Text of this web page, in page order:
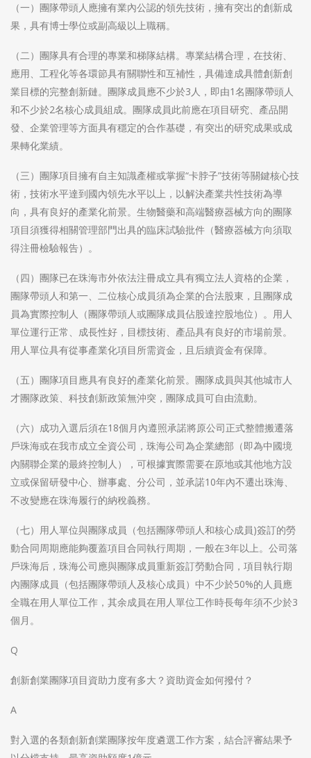
（一）團隊帶頭人應擁有業內公認的領先技術，擁有突出的創新成
果，具有博士學位或副高級以上職稱。
（二）團隊具有合理的專業和梯隊結構。專業結構合理，在技術、
應用、工程化等各環節具有關聯性和互補性，具備達成具體創新創
業目標的完整創新鏈。團隊成員應不少於3人，即由1名團隊帶頭人
和不少於2名核心成員組成。團隊成員此前應在項目研究、產品開
發、企業管理等方面具有穩定的合作基礎，有突出的研究成果或成
果轉化業績。
（三）團隊項目擁有自主知識產權或掌握“卡脖子”技術等關鍵核心技
術，技術水平達到國內領先水平以上，以解決產業共性技術為導
向，具有良好的產業化前景。生物醫藥和高端醫療器械方向的團隊
項目須獲得相關管理部門出具的臨床試驗批件（醫療器械方向須取
得注冊檢驗報告）。
（四）團隊已在珠海市外依法注冊成立具有獨立法人資格的企業，
團隊帶頭人和第一、二位核心成員須為企業的合法股東，且團隊成
員為實際控制人（團隊帶頭人或團隊成員佔股達控股地位）。用人
單位運行正常、成長性好，目標技術、產品具有良好的市場前景。
用人單位具有從事產業化項目所需資金，且后續資金有保障。
（五）團隊項目應具有良好的產業化前景。團隊成員與其他城市人
才團隊政策、科技創新政策無沖突，團隊成員可自由流動。
（六）成功入選后須在18個月內遵照承諾將原公司正式整體搬遷落
戶珠海或在我市成立全資公司，珠海公司為企業總部（即為中國境
內關聯企業的最終控制人），可根據實際需要在原地或其他地方設
立或保留研發中心、辦事處、分公司，並承諾10年內不遷出珠海、
不改變應在珠海履行的納稅義務。
（七）用人單位與團隊成員（包括團隊帶頭人和核心成員)簽訂的勞
動合同周期應能夠覆蓋項目合同執行周期，一般在3年以上。公司落
戶珠海后，珠海公司應與團隊成員重新簽訂勞動合同，項目執行期
內團隊成員（包括團隊帶頭人及核心成員）中不少於50%的人員應
全職在用人單位工作，其余成員在用人單位工作時長每年須不少於3
個月。
Q
創新創業團隊項目資助力度有多大？資助資金如何撥付？
A
對入選的各類創新創業團隊按年度遴選工作方案，結合評審結果予